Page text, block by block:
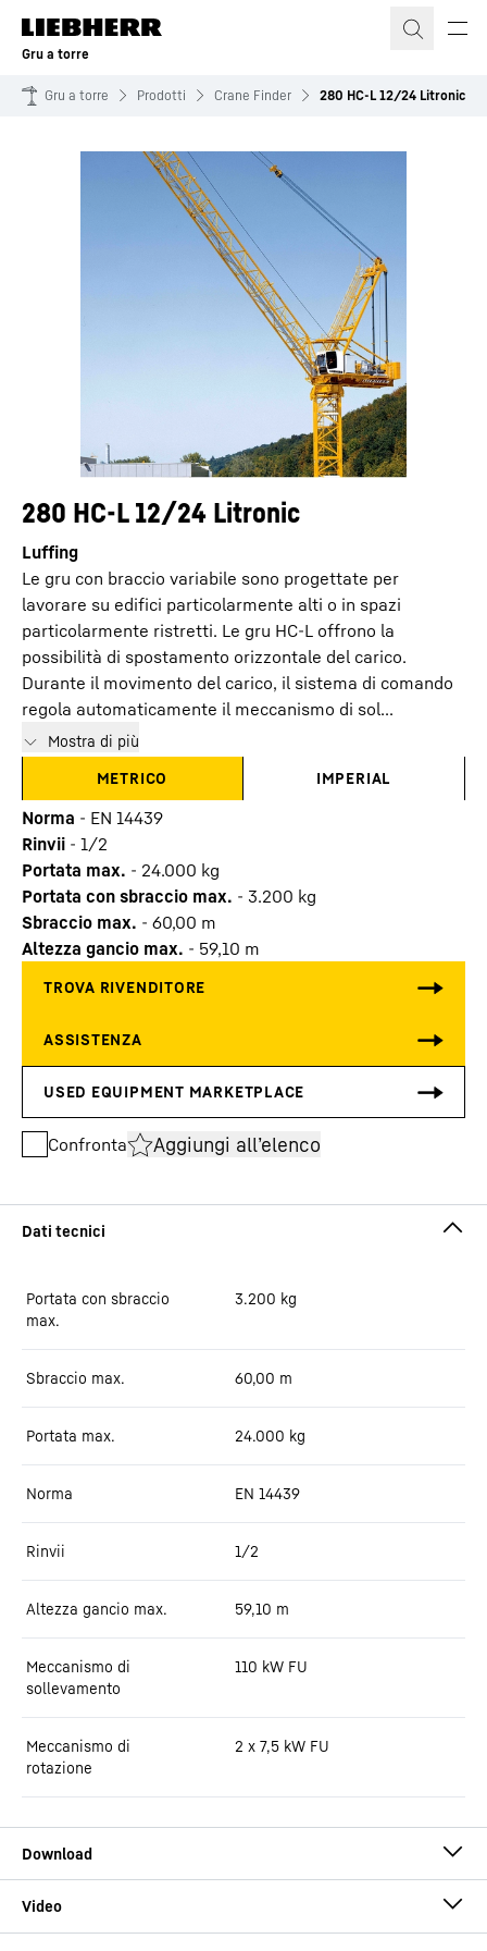
Gru a torre
Gru a torre Prodotti Crane Finder 280 HC-L 12/24 Litronic
280 HC-L 12/24 Litronic
Luffing
Le gru con braccio variabile sono progettate per
lavorare su edifici particolarmente alti o in spazi
particolarmente ristretti. Le gru HC-L offrono la
possibilità di spostamento orizzontale del carico.
Durante il movimento del carico, il sistema di comando
regola automaticamente il meccanismo di sol...
Mostra di più
METRICO
IMPERIAL
Norma - EN 14439
Rinvii - 1/2
Portata max. - 24.000 kg
Portata con sbraccio max. - 3.200 kg
Sbraccio max. - 60,00 m
Altezza gancio max. - 59,10 m
Confronta Aggiungi all’elenco
Portata con sbraccio
max.
3.200 kg
Sbraccio max. 60,00 m
Portata max. 24.000 kg
Norma EN 14439
Rinvii 1/2
Altezza gancio max. 59,10 m
Meccanismo di
sollevamento
110 kW FU
Meccanismo di
rotazione
2 x 7,5 kW FU
280 HC-L 12/24 Litronic data sheet